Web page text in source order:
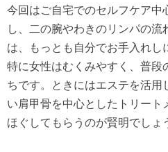
今回はご自宅でのセルフケア中
し、二の腕やわきのリンパの流
は、もっとも自分でお手入れし
特に女性はむくみやすく、普段
ちです。ときにはエステを活用
い肩甲骨を中心としたトリート
ほぐしてもらうのが賢明でしょ